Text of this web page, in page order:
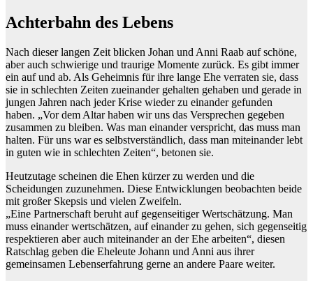
Achterbahn des Lebens
Nach dieser langen Zeit blicken Johan und Anni Raab auf schöne,
aber auch schwierige und traurige Momente zurück. Es gibt immer
ein auf und ab. Als Geheimnis für ihre lange Ehe verraten sie, dass
sie in schlechten Zeiten zueinander gehalten gehaben und gerade in
jungen Jahren nach jeder Krise wieder zu einander gefunden
haben. „Vor dem Altar haben wir uns das Versprechen gegeben
zusammen zu bleiben. Was man einander verspricht, das muss man
halten. Für uns war es selbstverständlich, dass man miteinander lebt
in guten wie in schlechten Zeiten“, betonen sie.
Heutzutage scheinen die Ehen kürzer zu werden und die
Scheidungen zuzunehmen. Diese Entwicklungen beobachten beide
mit großer Skepsis und vielen Zweifeln.
„Eine Partnerschaft beruht auf gegenseitiger Wertschätzung. Man
muss einander wertschätzen, auf einander zu gehen, sich gegenseitig
respektieren aber auch miteinander an der Ehe arbeiten“, diesen
Ratschlag geben die Eheleute Johann und Anni aus ihrer
gemeinsamen Lebenserfahrung gerne an andere Paare weiter.